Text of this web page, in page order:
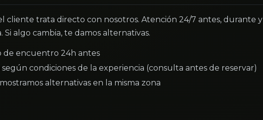
cliente trata directo con nosotros. Atención 24/7 antes, durante y
Si algo cambia, te damos alternativas.
encuentro 24h antes
condiciones de la experiencia (consulta antes de reservar)
alternativas en la misma zona